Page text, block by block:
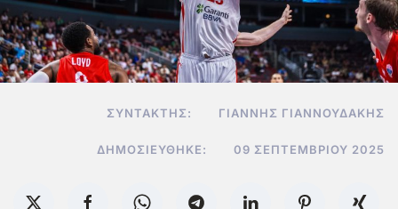
ΣΥΝΤΆΚΤΗΣ: ΓΙΆΝΝΗΣ ΓΙΑΝΝΟΥΔΆΚΗΣ
ΔΗΜΟΣΙΕΎΘΗΚΕ: 09 ΣΕΠΤΕΜΒΡΊΟΥ 2025